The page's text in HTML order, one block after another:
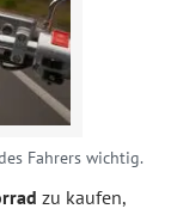
Fahrers wichtig.
zu kaufen,